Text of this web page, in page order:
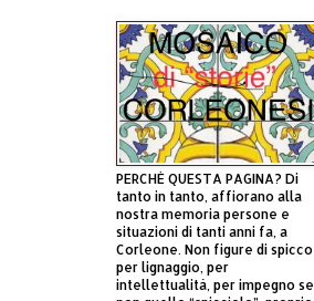
PERCHÈ QUESTA PAGINA? Di
tanto in tanto, affiorano alla
nostra memoria persone e
situazioni di tanti anni fa, a
Corleone. Non figure di spicco
per lignaggio, per
intellettualità, per impegno se